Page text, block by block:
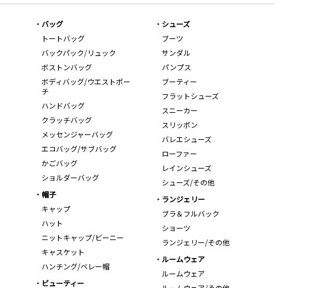
バッグ
トートバッグ
バックパック/リュック
ボストンバッグ
ボディバッグ/ウエストポー
チ
ハンドバッグ
クラッチバッグ
メッセンジャーバッグ
エコバッグ/サブバッグ
かごバッグ
ショルダーバッグ
シューズ
ブーツ
サンダル
パンプス
ブーティー
フラットシューズ
スニーカー
スリッポン
バレエシューズ
ローファー
レインシューズ
シューズ/その他
帽子
キャップ
ハット
ニットキャップ/ビーニー
キャスケット
ハンチング/ベレー帽
ランジェリー
ブラ＆フルバック
ショーツ
ランジェリー/その他
ルームウェア
ルームウェア
ビューティー